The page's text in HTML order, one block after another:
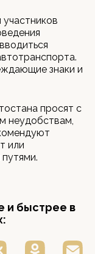
знаки и
просят с
неудобствам,
или
и быстрее в